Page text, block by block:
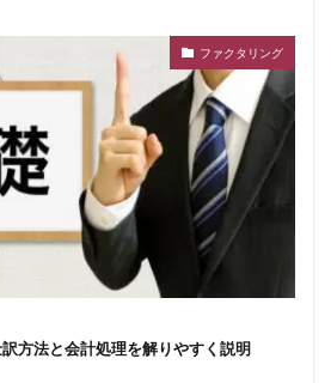
ファクタリング
方法と会計処理を解りやすく説明